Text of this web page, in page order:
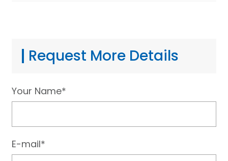
Request More Details
Your Name*
E-mail*